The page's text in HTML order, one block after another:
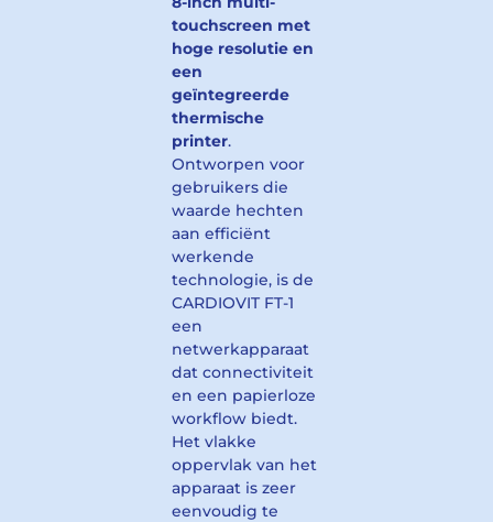
touchscreen met
hoge resolutie en
een
geïntegreerde
thermische
printer.
Ontworpen voor
gebruikers die
waarde hechten
aan efficiënt
werkende
technologie, is de
CARDIOVIT FT-1
een
netwerkapparaat
dat connectiviteit
en een papierloze
workflow biedt.
Het vlakke
oppervlak van het
apparaat is zeer
eenvoudig te